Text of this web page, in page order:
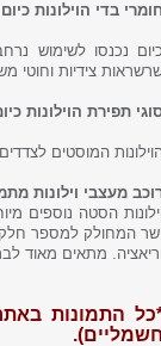
חומרי בדי הוילונות
כיום נכנסו לשימוש
צידיות וחוטי
תפירת הוילונות
המוסטים
מעצבי וילונות
הסטה נוספים
המחולק למספר
מתאים מאוד
התמונות
חשמליים).